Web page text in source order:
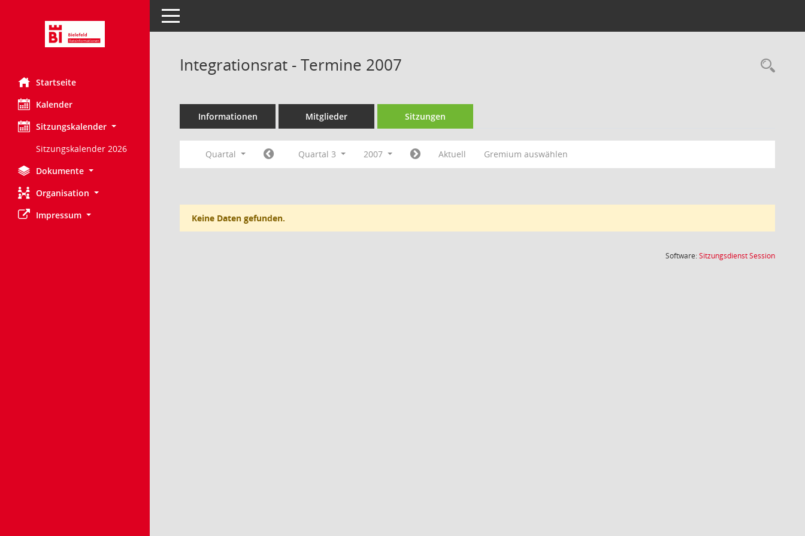
Startseite
Kalender
Sitzungskalender
Sitzungskalender 2026
Dokumente
Organisation
Impressum
Toggle navigation
Integrationsrat - Termine 2007
Informationen Mitglieder Sitzungen
Quartal Quartal 3 2007 Aktuell Gremium auswählen
Keine Daten gefunden.
Software:SitzungsdienstSession(Wird in